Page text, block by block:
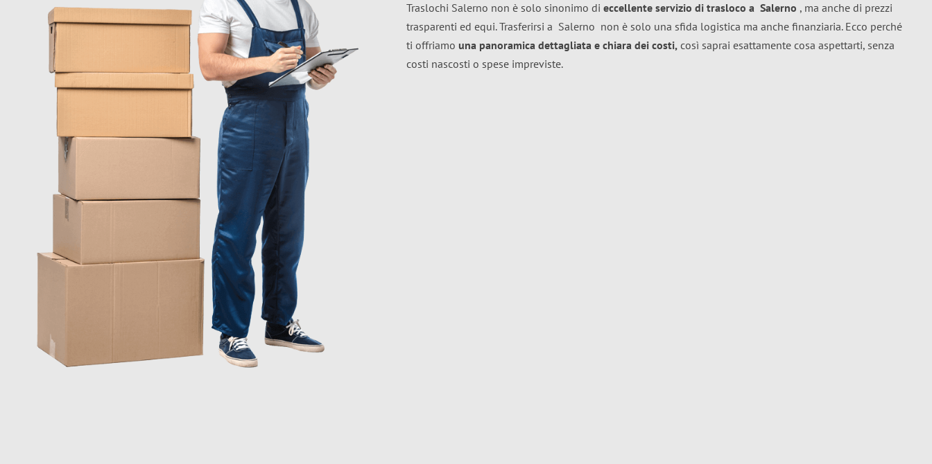
Traslochi Salerno non è solo sinonimo di eccellente servizio di trasloco a Salerno , ma anche di prezzi
trasparenti ed equi. Trasferirsi a Salerno non è solo una sfida logistica ma anche finanziaria. Ecco perché
ti offriamo una panoramica dettagliata e chiara dei costi, così saprai esattamente cosa aspettarti, senza
costi nascosti o spese impreviste.